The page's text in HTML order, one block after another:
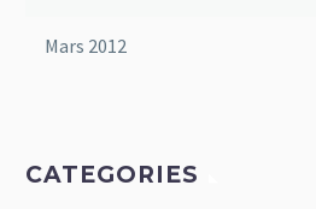
Mars 2012
CATEGORIES